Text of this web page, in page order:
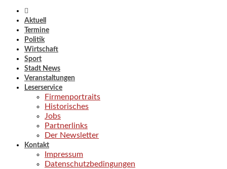
Aktuell
Termine
Politik
Wirtschaft
Sport
Stadt News
Veranstaltungen
Leserservice
Firmenportraits
Historisches
Jobs
Partnerlinks
Der Newsletter
Kontakt
Impressum
Datenschutzbedingungen